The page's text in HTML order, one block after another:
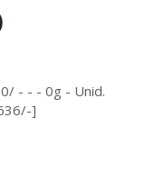
- - - 0g - Unid.
]